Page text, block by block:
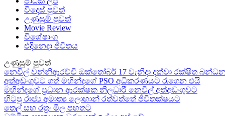
විදෙස් පුවත්
උණුසුම් පුවත්
Movie Review
විශේෂාංග
එදිනෙදා ජීවිතය
උණුසුම් පුවත්
නෙවිල් වන්නිආරච්චි ඔක්තෝබර් 17 වැනිදා දක්වා රක්ෂිත
අත්අඩංගුවට ගත් මහින්දගේ PSO අධිකරණයට රැගෙන එයි
මහින්දගේ ප්‍රධාන ආරක්ෂක නිලධාරී නෙවිල් අත්අඩංගුවට
හිටපු රාජ්‍ය අමාත්‍ය ලොහාන් රත්වත්තේ ජීවිතක්ෂයට
තෙල් සහ රත්‍රං මිල පහතට